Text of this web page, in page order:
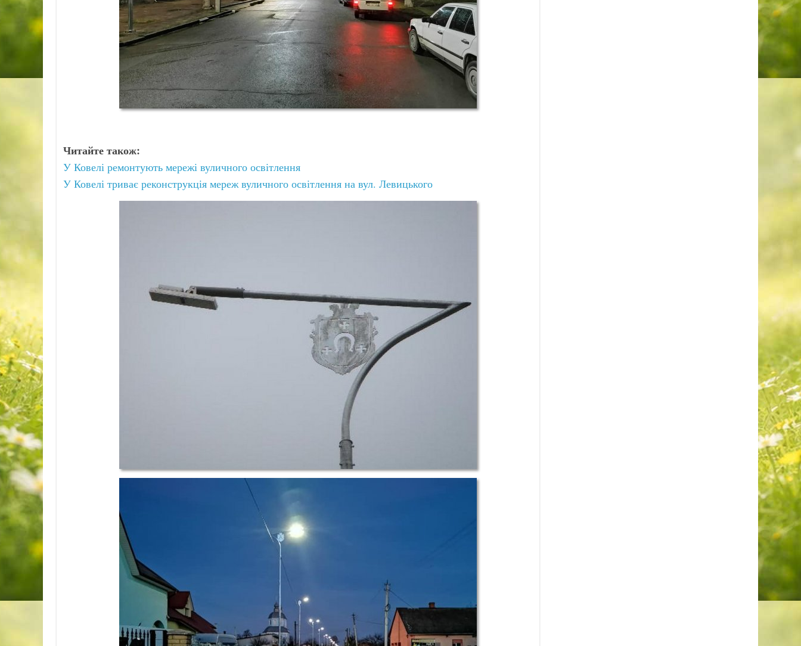
Читайте також:
У Ковелі ремонтують мережі вуличного освітлення
У Ковелі триває реконструкція мереж вуличного освітлення на вул. Левицького